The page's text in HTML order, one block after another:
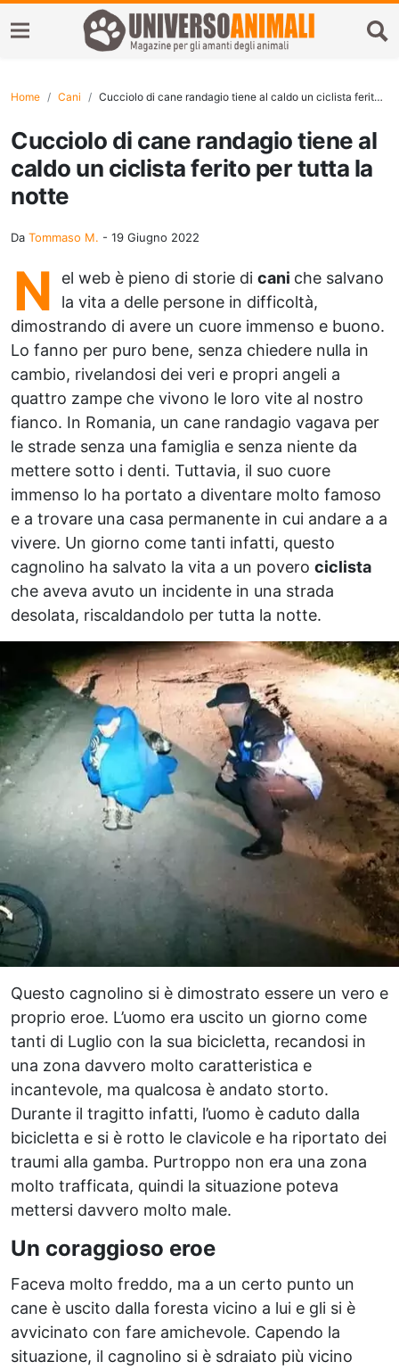
Home Cani Cucciolo di cane randagio tiene al caldo un ciclista ferito per tutta la notte
Cucciolo di cane randagio tiene al
caldo un ciclista ferito per tutta la
notte
Da Tommaso M. - 19 Giugno 2022
N el web è pieno di storie di cani che salvano
la vita a delle persone in difficoltà,
dimostrando di avere un cuore immenso e buono.
Lo fanno per puro bene, senza chiedere nulla in
cambio, rivelandosi dei veri e propri angeli a
quattro zampe che vivono le loro vite al nostro
fianco. In Romania, un cane randagio vagava per
le strade senza una famiglia e senza niente da
mettere sotto i denti. Tuttavia, il suo cuore
immenso lo ha portato a diventare molto famoso
e a trovare una casa permanente in cui andare a a
vivere. Un giorno come tanti infatti, questo
cagnolino ha salvato la vita a un povero ciclista
che aveva avuto un incidente in una strada
desolata, riscaldandolo per tutta la notte.
Questo cagnolino si è dimostrato essere un vero e
proprio eroe. L’uomo era uscito un giorno come
tanti di Luglio con la sua bicicletta, recandosi in
una zona davvero molto caratteristica e
incantevole, ma qualcosa è andato storto.
Durante il tragitto infatti, l’uomo è caduto dalla
bicicletta e si è rotto le clavicole e ha riportato dei
traumi alla gamba. Purtroppo non era una zona
molto trafficata, quindi la situazione poteva
mettersi davvero molto male.
Un coraggioso eroe
Faceva molto freddo, ma a un certo punto un
cane è uscito dalla foresta vicino a lui e gli si è
avvicinato con fare amichevole. Capendo la
situazione, il cagnolino si è sdraiato più vicino